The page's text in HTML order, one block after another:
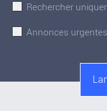
Rechercher
Annonces urgentes